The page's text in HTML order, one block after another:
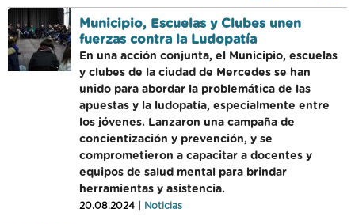
Municipio, Escuelas y Clubes unen
fuerzas contra la Ludopatía
En una acción conjunta, el Municipio, escuelas
y clubes de la ciudad de Mercedes se han
unido para abordar la problemática de las
apuestas y la ludopatía, especialmente entre
los jóvenes. Lanzaron una campaña de
concientización y prevención, y se
comprometieron a capacitar a docentes y
equipos de salud mental para brindar
herramientas y asistencia.
20.08.2024 | Noticias